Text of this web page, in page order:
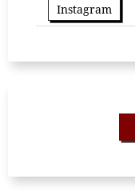
Instagram